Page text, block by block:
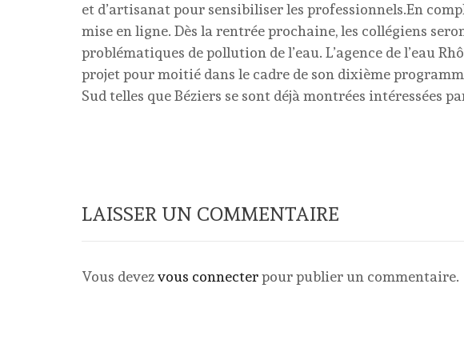
et d’artisanat pour sensibiliser les professionnels.En
mise en ligne. Dès la rentrée prochaine, les collégiens
problématiques de pollution de l’eau. L’agence de l’eau
projet pour moitié dans le cadre de son dixième
Sud telles que Béziers se sont déjà montrées intéressées
LAISSER UN COMMENTAIRE
Vous devezvous connecterpour publier un commentaire.